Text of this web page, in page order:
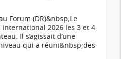
Forum (DR)&nbsp;Le
international 2026 les 3 et 4
Il s’agissait d’une
qui a réuni&nbsp;des